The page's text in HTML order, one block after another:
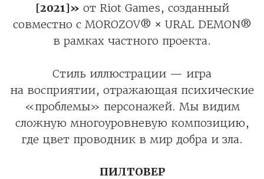
[2021]» от Riot Games, созданный
совместно с MOROZOV® × URAL DEMON®
в рамках частного проекта.
Стиль иллюстрации — игра
на восприятии, отражающая психические
«проблемы» персонажей. Мы видим
сложную многоуровневую композицию,
где цвет проводник в мир добра и зла.
ПИЛТОВЕР